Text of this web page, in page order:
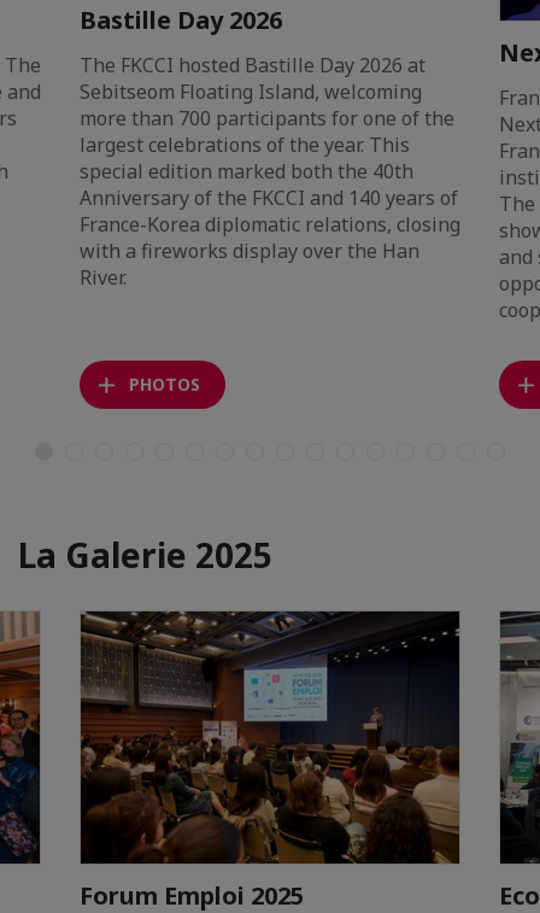
and
Bastille Day 2026
The FKCCI hosted Bastille Day 2026 at
Sebitseom Floating Island, welcoming
more than 700 participants for one of the
largest celebrations of the year. This
special edition marked both the 40th
Anniversary of the FKCCI and 140 years of
France-Korea diplomatic relations, closing
with a fireworks display over the Han
River.
PHOTOS
La Galerie 2025
Forum Emploi 2025